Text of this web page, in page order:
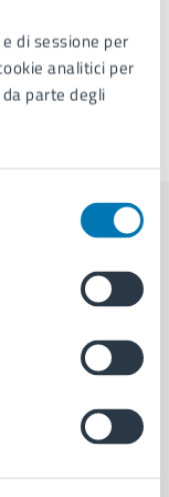
di sessione per
analitici per
parte degli
Consiglio